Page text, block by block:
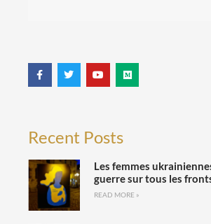
Recent Posts
Les femmes
guerre sur tous les
READ MORE »